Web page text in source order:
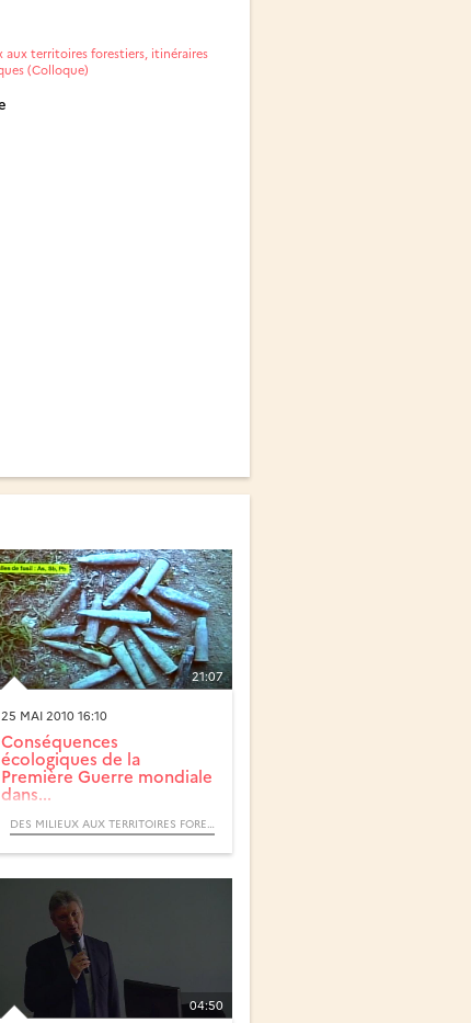
aux territoires forestiers, itinéraires
(Colloque)
21:07
25 MAI 2010 16:10
Conséquences
écologiques de la
Première Guerre mondiale
dans...
DES MILIEUX AUX TERRITOIRES FORESTIERS, ITINÉRAIRES BIOGÉOGRAPHIQUES (COLLOQUE)
04:50